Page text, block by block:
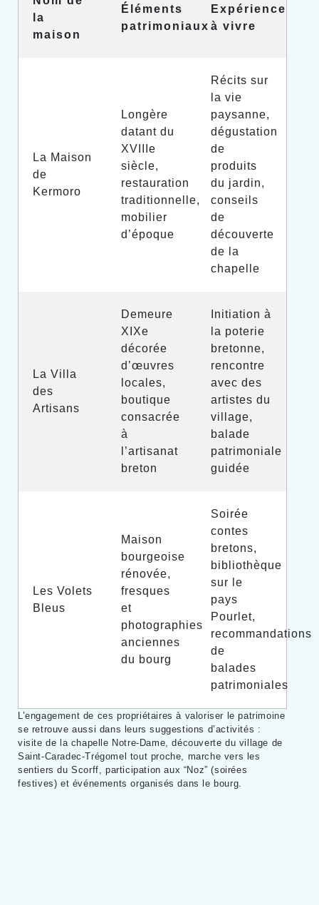
la
maison
Éléments
patrimoniaux
Expérience
à vivre
La Maison
de
Kermoro
Longère
datant du
XVIIIe
siècle,
restauration
traditionnelle,
mobilier
d’époque
Récits sur
la vie
paysanne,
dégustation
de
produits
du jardin,
conseils
de
découverte
de la
chapelle
La Villa
des
Artisans
Demeure
XIXe
décorée
d’œuvres
locales,
boutique
consacrée
à
l’artisanat
breton
Initiation à
la poterie
bretonne,
rencontre
avec des
artistes du
village,
balade
patrimoniale
guidée
Les Volets
Bleus
Maison
bourgeoise
rénovée,
fresques
et
photographies
anciennes
du bourg
Soirée
contes
bretons,
bibliothèque
sur le
pays
Pourlet,
recommandations
de
balades
patrimoniales
L’engagement de ces propriétaires à valoriser le patrimoine
se retrouve aussi dans leurs suggestions d’activités :
visite de la chapelle Notre-Dame, découverte du village de
Saint-Caradec-Trégomel tout proche, marche vers les
sentiers du Scorff, participation aux “Noz” (soirées
festives) et événements organisés dans le bourg.